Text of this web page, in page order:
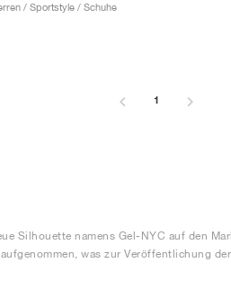
/ Sportstyle / Schuhe
1
Silhouette namens Gel-NYC auf den
was zur Veröffentlichung